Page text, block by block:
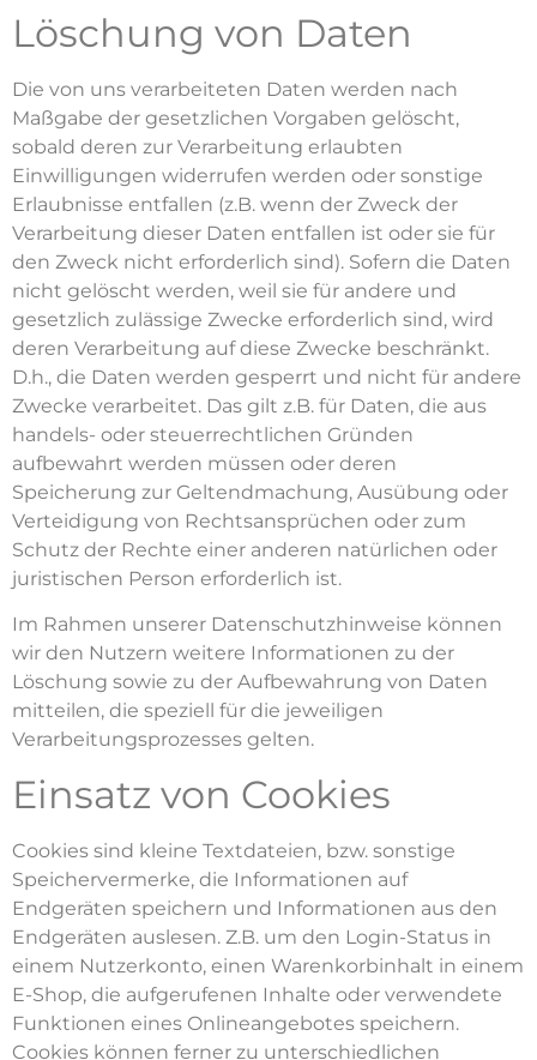
Löschung von Daten
Die von uns verarbeiteten Daten werden nach
Maßgabe der gesetzlichen Vorgaben gelöscht,
sobald deren zur Verarbeitung erlaubten
Einwilligungen widerrufen werden oder sonstige
Erlaubnisse entfallen (z.B. wenn der Zweck der
Verarbeitung dieser Daten entfallen ist oder sie für
den Zweck nicht erforderlich sind). Sofern die Daten
nicht gelöscht werden, weil sie für andere und
gesetzlich zulässige Zwecke erforderlich sind, wird
deren Verarbeitung auf diese Zwecke beschränkt.
D.h., die Daten werden gesperrt und nicht für andere
Zwecke verarbeitet. Das gilt z.B. für Daten, die aus
handels- oder steuerrechtlichen Gründen
aufbewahrt werden müssen oder deren
Speicherung zur Geltendmachung, Ausübung oder
Verteidigung von Rechtsansprüchen oder zum
Schutz der Rechte einer anderen natürlichen oder
juristischen Person erforderlich ist.
Im Rahmen unserer Datenschutzhinweise können
wir den Nutzern weitere Informationen zu der
Löschung sowie zu der Aufbewahrung von Daten
mitteilen, die speziell für die jeweiligen
Verarbeitungsprozesses gelten.
Einsatz von Cookies
Cookies sind kleine Textdateien, bzw. sonstige
Speichervermerke, die Informationen auf
Endgeräten speichern und Informationen aus den
Endgeräten auslesen. Z.B. um den Login-Status in
einem Nutzerkonto, einen Warenkorbinhalt in einem
E-Shop, die aufgerufenen Inhalte oder verwendete
Funktionen eines Onlineangebotes speichern.
Cookies können ferner zu unterschiedlichen